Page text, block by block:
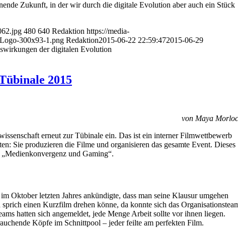
Zukunft, in der wir durch die digitale Evolution aber auch ein Stück
480 640 Redaktion https://media-
300x93-1.png Redaktion2015-06-22 22:59:472015-06-29
der digitalen Evolution
2015
von Maya
erneut zur Tübinale ein. Das ist ein interner Filmwettbewerb
Sie produzieren die Filme und organisieren das gesamte Event. Dieses
und Gaming“.
Oktober letzten Jahres ankündigte, dass man seine Klausur umgehen
einen Kurzfilm drehen könne, da konnte sich das
hatten sich angemeldet, jede Menge Arbeit sollte vor ihnen liegen.
Köpfe im Schnittpool – jeder feilte am perfekten Film.